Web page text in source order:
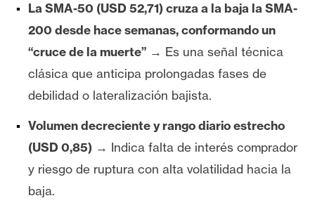
La SMA-50 (USD 52,71) cruza a la baja la SMA-
200 desde hace semanas, conformando un
“cruce de la muerte” → Es una señal técnica
clásica que anticipa prolongadas fases de
debilidad o lateralización bajista.
Volumen decreciente y rango diario estrecho
(USD 0,85) → Indica falta de interés comprador
y riesgo de ruptura con alta volatilidad hacia la
baja.